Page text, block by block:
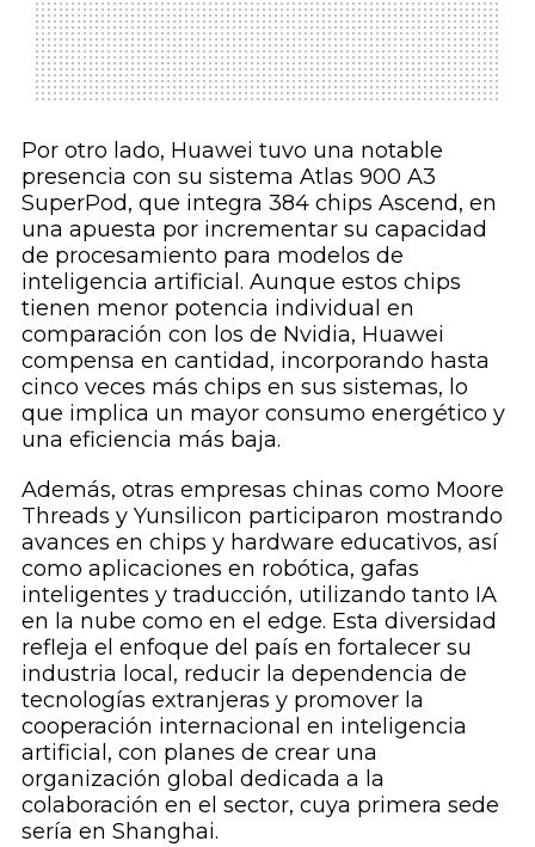
Por otro lado, Huawei tuvo una notable
presencia con su sistema Atlas 900 A3
SuperPod, que integra 384 chips Ascend, en
una apuesta por incrementar su capacidad
de procesamiento para modelos de
inteligencia artificial. Aunque estos chips
tienen menor potencia individual en
comparación con los de Nvidia, Huawei
compensa en cantidad, incorporando hasta
cinco veces más chips en sus sistemas, lo
que implica un mayor consumo energético y
una eficiencia más baja.
Además, otras empresas chinas como Moore
Threads y Yunsilicon participaron mostrando
avances en chips y hardware educativos, así
como aplicaciones en robótica, gafas
inteligentes y traducción, utilizando tanto IA
en la nube como en el edge. Esta diversidad
refleja el enfoque del país en fortalecer su
industria local, reducir la dependencia de
tecnologías extranjeras y promover la
cooperación internacional en inteligencia
artificial, con planes de crear una
organización global dedicada a la
colaboración en el sector, cuya primera sede
sería en Shanghai.